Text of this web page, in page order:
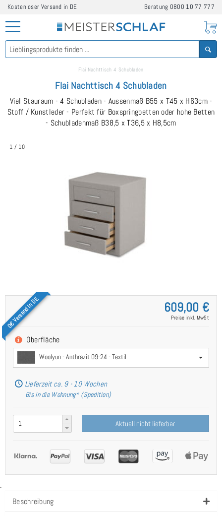
Kostenloser Versand in DE Beratung 0800 10 77 777
Flai Nachttisch 4 Schubladen
Flai Nachttisch 4 Schubladen
Viel Stauraum - 4 Schubladen - Aussenmaß B55 x T45 x H63cm -
Stoff / Kunstleder - Perfekt für Boxspringbetten oder hohe Betten
- Schubladenmaß B38,5 x T36,5 x H8,5cm
1 / 10
0€ Versand in DE 609,00 €
Preise inkl. MwSt
Oberfläche
Woolyun - Anthrazit 09-24 - Textil
Lieferzeit ca. 9 - 10 Wochen
Bis in die Wohnung* (Spedition)
Aktuell nicht lieferbar
.
Beschreibung